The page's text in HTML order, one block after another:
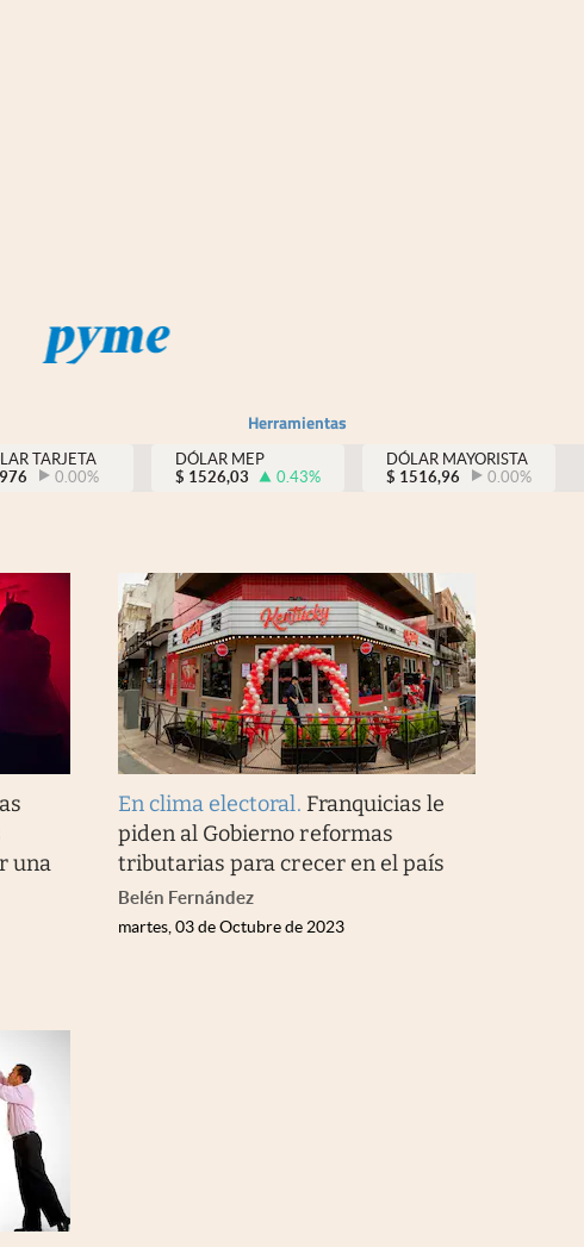
Herramientas
TARJETA
0.00%
DÓLAR MEP
$ 1526,03 0.43%
DÓLAR MAYORISTA
$ 1516,96 0.00%
una
En clima electoral. Franquicias le
piden al Gobierno reformas
tributarias para crecer en el país
Belén Fernández
martes, 03 de Octubre de 2023